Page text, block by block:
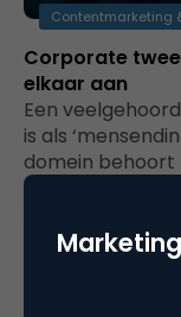
Contentmarketing
Corporate
elkaar aan
Een
is als
domein behoort